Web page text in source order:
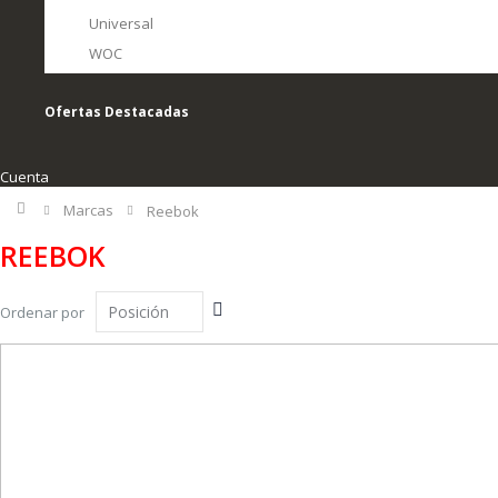
Universal
WOC
Ofertas Destacadas
Cuenta
Inicio
Marcas Reebok
REEBOK
Ordenar por
Descendente